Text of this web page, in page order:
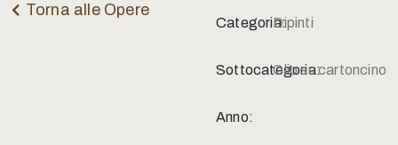
Torna alle Opere
Categoria:Dipinti
Sottocategoria:Olio su cartoncino
Anno: